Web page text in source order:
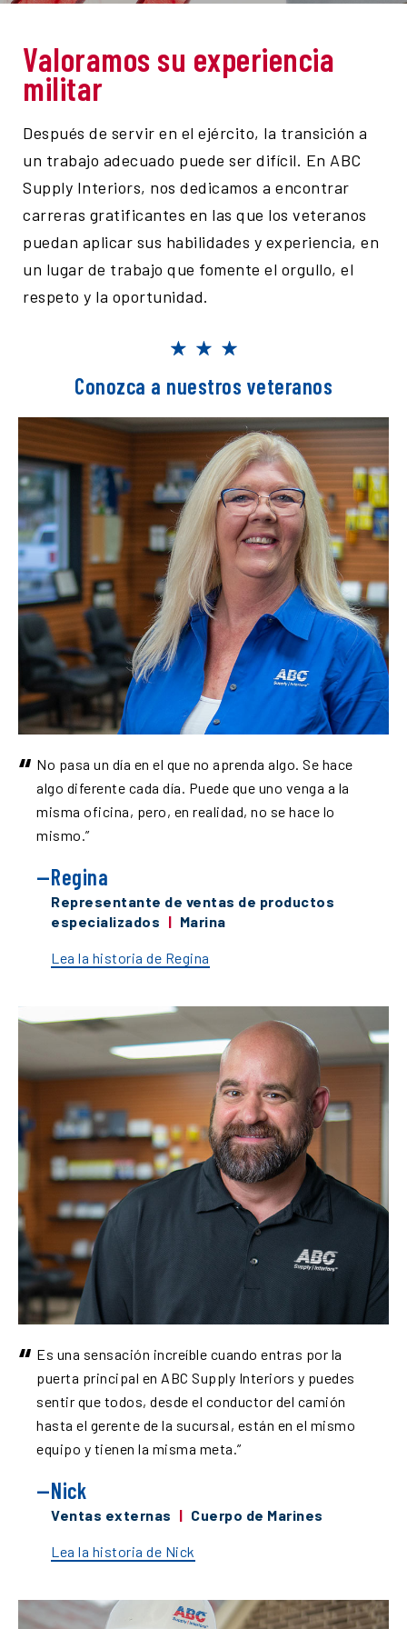
Valoramos su experiencia
militar
Después de servir en el ejército, la transición a
un trabajo adecuado puede ser difícil. En ABC
Supply Interiors, nos dedicamos a encontrar
carreras gratificantes en las que los veteranos
puedan aplicar sus habilidades y experiencia, en
un lugar de trabajo que fomente el orgullo, el
respeto y la oportunidad.
Conozca a nuestros veteranos
“ No pasa un día en el que no aprenda algo. Se hace
algo diferente cada día. Puede que uno venga a la
misma oficina, pero, en realidad, no se hace lo
mismo.”
Regina
Representante de ventas de productos
especializados | Marina
Lea la historia de Regina
“ Es una sensación increíble cuando entras por la
puerta principal en ABC Supply Interiors y puedes
sentir que todos, desde el conductor del camión
hasta el gerente de la sucursal, están en el mismo
equipo y tienen la misma meta.”
Nick
Ventas externas | Cuerpo de Marines
Lea la historia de Nick